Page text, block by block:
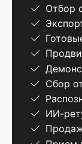
Отбор
Сбор
ИИ-